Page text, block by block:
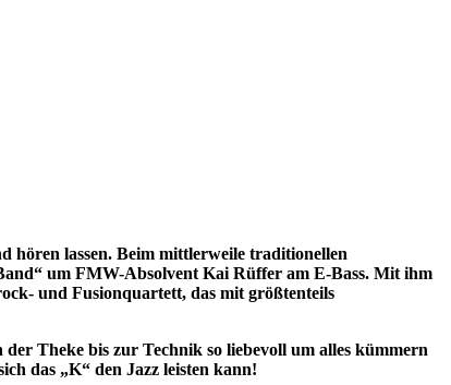
hören lassen. Beim mittlerweile traditionellen
um FMW-Absolvent Kai Rüffer am E-Bass. Mit ihm
und Fusionquartett, das mit größtenteils
der Theke bis zur Technik so liebevoll um alles kümmern
das „K“ den Jazz leisten kann!